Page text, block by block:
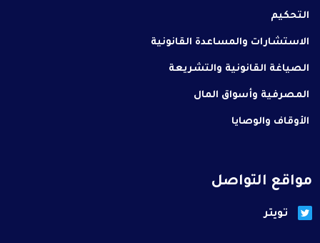
التحكيم
الاستشارات والمساعدة القانونية
الصياغة القانونية والتشريعة
المصرفية وأسواق المال
الأوقاف والوصايا
مواقع التواصل
تويتر